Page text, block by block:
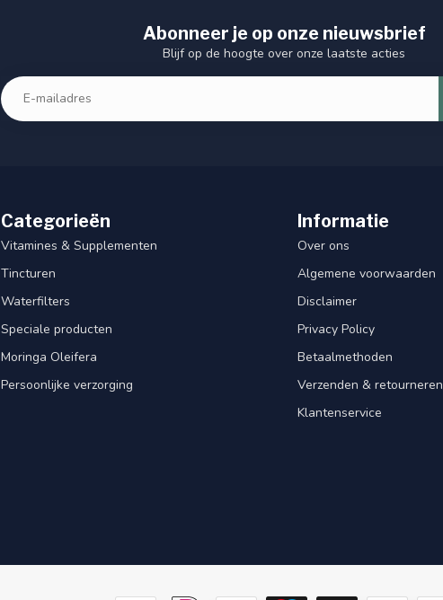
Abonneer je op onze nieuwsbrief
Blijf op de hoogte over onze laatste acties
Categorieën
Vitamines & Supplementen
Tincturen
Waterfilters
Speciale producten
Moringa Oleifera
Persoonlijke verzorging
Informatie
Over ons
Algemene voorwaarden
Disclaimer
Privacy Policy
Betaalmethoden
Verzenden & retourneren
Klantenservice